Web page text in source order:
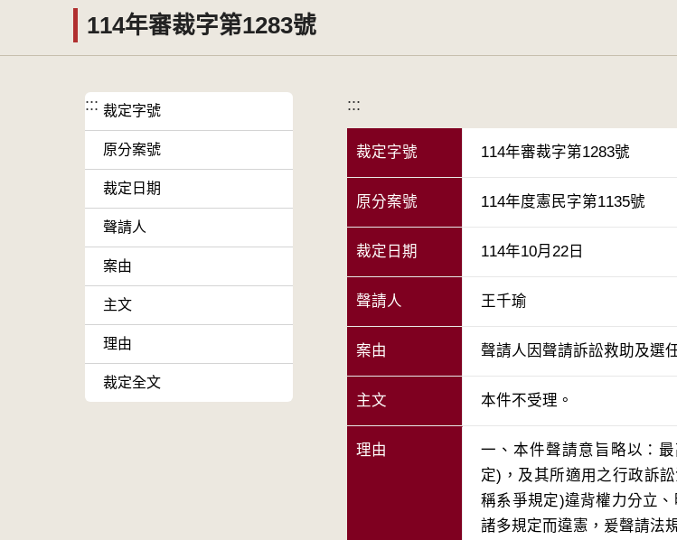
114年審裁字第1283號
::: 裁定字號
原分案號
裁定日期
聲請人
案由
主文
理由
裁定全文
:::
裁定字號 114年審裁字第1283號
原分案號 114年度憲民字第1135號
裁定日期 114年10月22日
聲請人 王千瑜
案由 聲請人因聲請訴訟救助及選
主文 本件不受理。
理由
一、本件聲請意旨略以：
定)，及其所適用之行政訴
稱系爭規定)違背權力分立